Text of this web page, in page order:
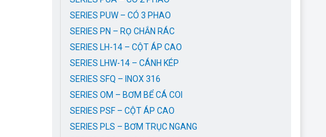
SERIES PUW – CÓ 3 PHAO
SERIES PN – RỌ CHẮN RÁC
SERIES LH-14 – CỘT ÁP CAO
SERIES LHW-14 – CÁNH KÉP
SERIES SFQ – INOX 316
SERIES OM – BƠM BỂ CÁ COI
SERIES PSF – CỘT ÁP CAO
SERIES PLS – BƠM TRỤC NGANG